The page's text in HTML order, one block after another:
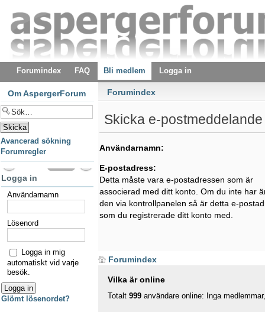
Forumindex FAQ Bli medlem Logga in
Forumindex
Skicka e-
Användarnamn:
E-postadress:
Detta måste vara e-postadressen som är
associerad med ditt konto. Om du inte har
den via kontrollpanelen så är detta e-
som du registrerade ditt konto med.
Forumindex
Vilka är online
Totalt 999 användare online: Inga
Om AspergerForum
Avancerad sökning
Forumregler
Logga in
Användarnamn
Lösenord
Logga in mig
automatiskt vid varje
besök.
Glömt lösenordet?